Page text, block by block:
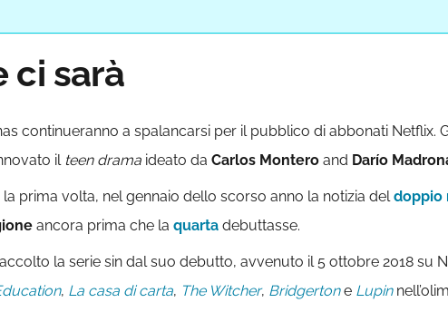
ci sarà
continueranno a spalancarsi per il pubblico di abbonati Netflix.
il teen drama ideato da Carlos Montero and Darío
prima volta, nel gennaio dello scorso anno la notizia deldoppio
ancora prima che la quarta debuttasse.
la serie sin dal suo debutto, avvenuto il 5 ottobre 2018 su
, La casa di carta, The Witcher, Bridgertone Lupin